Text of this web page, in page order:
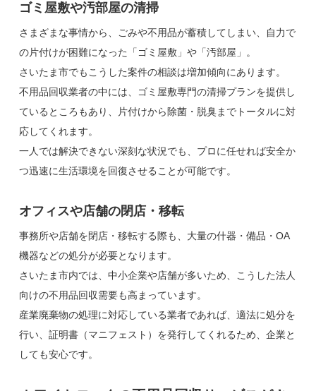
ゴミ屋敷や汚部屋の清掃
さまざまな事情から、ごみや不用品が蓄積してしまい、自力で
の片付けが困難になった「ゴミ屋敷」や「汚部屋」。
さいたま市でもこうした案件の相談は増加傾向にあります。
不用品回収業者の中には、ゴミ屋敷専門の清掃プランを提供し
ているところもあり、片付けから除菌・脱臭までトータルに対
応してくれます。
一人では解決できない深刻な状況でも、プロに任せれば安全か
つ迅速に生活環境を回復させることが可能です。
オフィスや店舗の閉店・移転
事務所や店舗を閉店・移転する際も、大量の什器・備品・OA
機器などの処分が必要となります。
さいたま市内では、中小企業や店舗が多いため、こうした法人
向けの不用品回収需要も高まっています。
産業廃棄物の処理に対応している業者であれば、適法に処分を
行い、証明書（マニフェスト）を発行してくれるため、企業と
しても安心です。